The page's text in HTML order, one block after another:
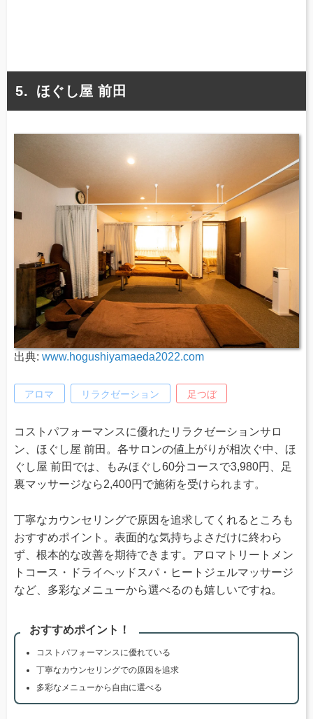
ほぐし屋 前田
出典: www.hogushiyamaeda2022.com
アロマ リラクゼーション 足つぼ
コストパフォーマンスに優れたリラクゼーションサロ
ン、ほぐし屋 前田。各サロンの値上がりが相次ぐ中、ほ
ぐし屋 前田では、もみほぐし60分コースで3,980円、足
裏マッサージなら2,400円で施術を受けられます。
丁寧なカウンセリングで原因を追求してくれるところも
おすすめポイント。表面的な気持ちよさだけに終わら
ず、根本的な改善を期待できます。アロマトリートメン
トコース・ドライヘッドスパ・ヒートジェルマッサージ
など、多彩なメニューから選べるのも嬉しいですね。
おすすめポイント！
コストパフォーマンスに優れている
丁寧なカウンセリングでの原因を追求
多彩なメニューから自由に選べる